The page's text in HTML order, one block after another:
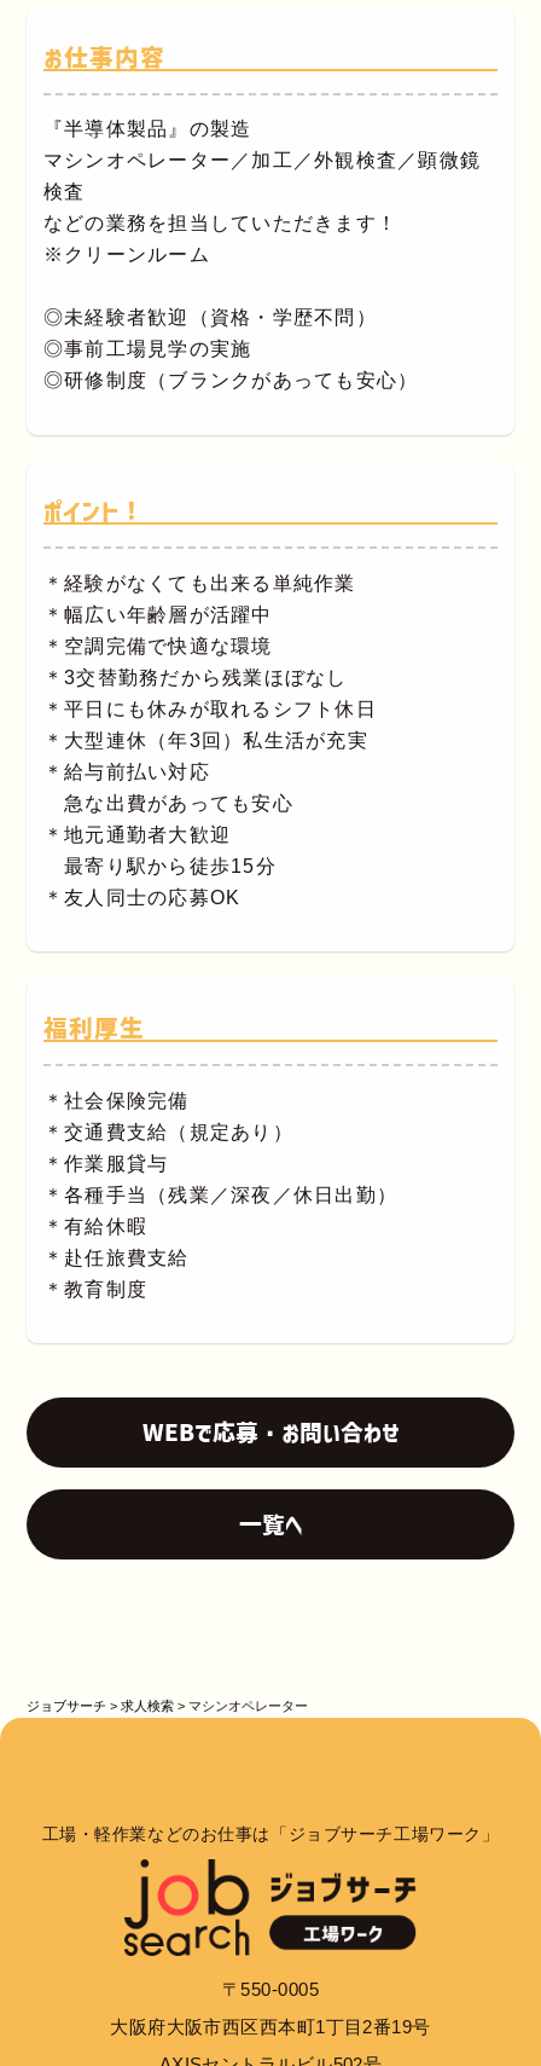
お仕事内容
『半導体製品』の製造
マシンオペレーター／加工／外観検査／顕微鏡
検査
などの業務を担当していただきます！
※クリーンルーム
◎未経験者歓迎（資格・学歴不問）
◎事前工場見学の実施
◎研修制度（ブランクがあっても安心）
ポイント！
＊経験がなくても出来る単純作業
＊幅広い年齢層が活躍中
＊空調完備で快適な環境
＊3交替勤務だから残業ほぼなし
＊平日にも休みが取れるシフト休日
＊大型連休（年3回）私生活が充実
＊給与前払い対応
急な出費があっても安心
＊地元通勤者大歓迎
最寄り駅から徒歩15分
＊友人同士の応募OK
福利厚生
＊社会保険完備
＊交通費支給（規定あり）
＊作業服貸与
＊各種手当（残業／深夜／休日出勤）
＊有給休暇
＊赴任旅費支給
＊教育制度
WEBで応募・お問い合わせ
一覧へ
ジョブサーチ >求人検索 >マシンオペレーター
工場・軽作業などのお仕事は「ジョブサーチ工場ワーク」
〒550-0005
大阪府大阪市西区西本町1丁目2番19号